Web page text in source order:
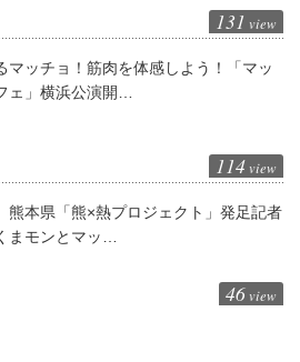
131 view
マッチョ！筋肉を体感しよう！「マッ
ェ」横浜公演開…
114 view
熊本県「熊×熱プロジェクト」発足記者
まモンとマッ…
46 view